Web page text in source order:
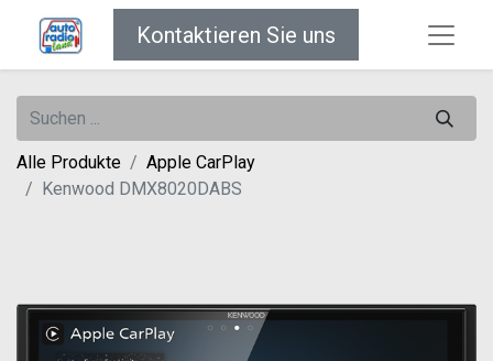
Kontaktieren Sie uns
Alle Produkte
Apple CarPlay
Kenwood DMX8020DABS